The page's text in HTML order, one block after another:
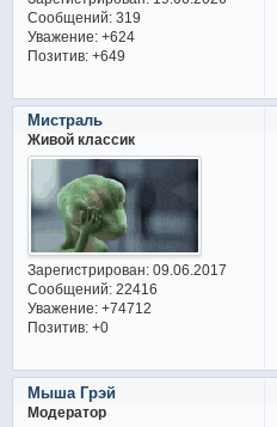
Сообщений:319
Уважение: +624
Позитив: +649
Мистраль
Живой классик
Зарегистрирован: 09.06.2017
Сообщений:22416
Уважение: +74712
Позитив: +0
Мыша Грэй
Модератор